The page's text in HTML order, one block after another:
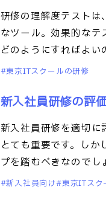
研修の理解度テスト
なツール。効果的な
どのようにすればよ
ょう。本記
東京ITスクールの研修
新入社員研修の評
新入社員研修を適切
とても重要です。し
プを踏むべきなので
解説しま
新入社員向け 東京ITスク